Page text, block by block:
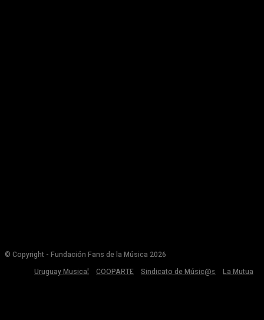
© Copyright - Fundación Fans de la Música 2026
Uruguay Musical
COOPARTE Sindicato de Músic@s La Mutua